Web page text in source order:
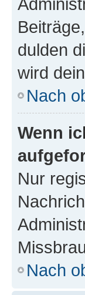
dulden
wird
Nach
Wenn
Nur
Nach